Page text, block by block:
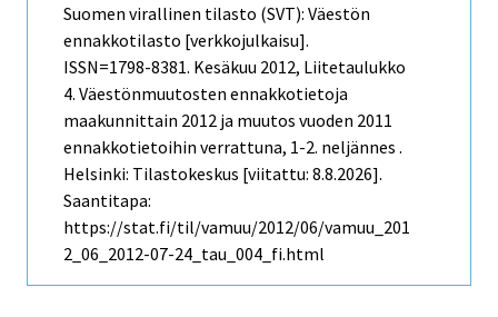
Suomen virallinen tilasto (SVT): Väestön
ennakkotilasto [verkkojulkaisu].
ISSN=1798-8381. Kesäkuu 2012, Liitetaulukko
4. Väestönmuutosten ennakkotietoja
maakunnittain 2012 ja muutos vuoden 2011
ennakkotietoihin verrattuna, 1-2. neljännes .
Helsinki: Tilastokeskus [viitattu: 8.8.2026].
Saantitapa:
https://stat.fi/til/vamuu/2012/06/vamuu_201
2_06_2012-07-24_tau_004_fi.html